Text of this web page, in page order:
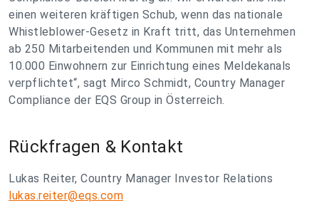
einen weiteren kräftigen Schub, wenn das nationale
Whistleblower-Gesetz in Kraft tritt, das Unternehmen
ab 250 Mitarbeitenden und Kommunen mit mehr als
10.000 Einwohnern zur Einrichtung eines Meldekanals
verpflichtet“, sagt Mirco Schmidt, Country Manager
Compliance der EQS Group in Österreich.
Rückfragen & Kontakt
Lukas Reiter, Country Manager Investor Relations
lukas.reiter@eqs.com